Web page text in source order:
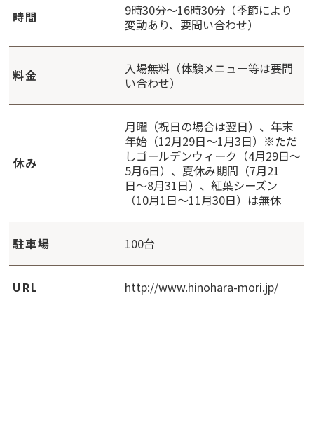
時間
9時30分～16時30分（季節により
変動あり、要問い合わせ）
料金
入場無料（体験メニュー等は要問
い合わせ）
休み
月曜（祝日の場合は翌日）、年末
年始（12月29日〜1月3日）※ただ
しゴールデンウィーク（4月29日〜
5月6日）、夏休み期間（7月21
日〜8月31日）、紅葉シーズン
（10月1日〜11月30日）は無休
駐車場 100台
URL http://www.hinohara-mori.jp/